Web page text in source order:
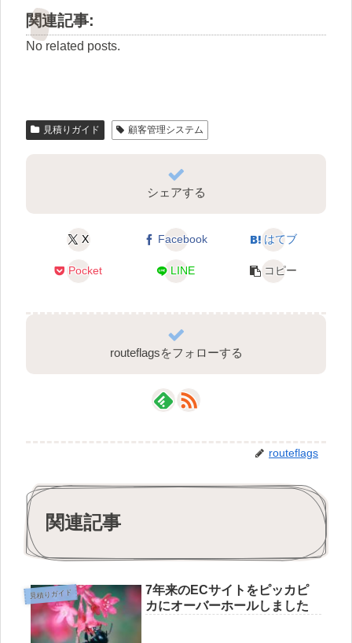
関連記事:
No related posts.
見積りガイド 顧客管理システム
シェアする
X Facebook はてブ
Pocket LINE コピー
routeflagsをフォローする
routeflags
関連記事
見積りガイド
7年来のECサイトをピッカピ
カにオーバーホールしました